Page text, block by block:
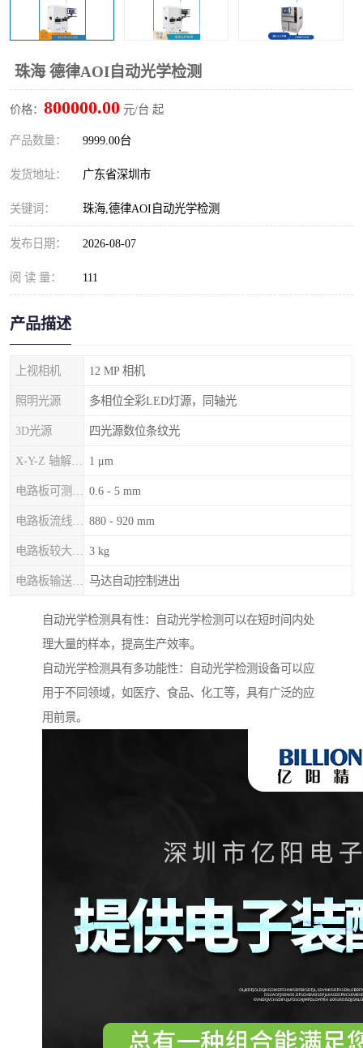
珠海 德律AOI自动光学检测
价格： 800000.00 元/台 起
产品数量： 9999.00台
发货地址： 广东省深圳市
关键词： 珠海,德律AOI自动光学检测
发布日期： 2026-08-07
阅 读 量： 111
产品描述
上视相机 12 MP 相机
照明光源 多相位全彩LED灯源，同轴光
3D光源 四光源数位条纹光
1 μm
0.6 - 5 mm
880 - 920 mm
3 kg
马达自动控制进出
自动光学检测具有性：自动光学检测可以在短时间内处
理大量的样本，提高生产效率。
自动光学检测具有多功能性：自动光学检测设备可以应
用于不同领域，如医疗、食品、化工等，具有广泛的应
用前景。